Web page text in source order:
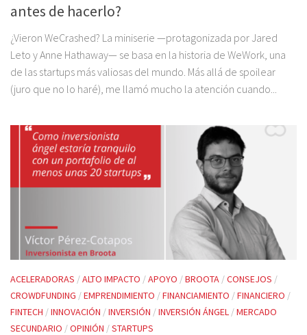
antes de hacerlo?
¿Vieron WeCrashed? La miniserie —protagonizada por Jared
Leto y Anne Hathaway— se basa en la historia de WeWork, una
de las startups más valiosas del mundo. Más allá de spoilear
(juro que no lo haré), me llamó mucho la atención cuando...
ACELERADORAS /ALTO IMPACTO /APOYO /BROOTA /CONSEJOS /
CROWDFUNDING /EMPRENDIMIENTO /FINANCIAMIENTO /FINANCIERO /
FINTECH /INNOVACIÓN /INVERSIÓN /INVERSIÓN ÁNGEL /MERCADO
SECUNDARIO /OPINIÓN /STARTUPS